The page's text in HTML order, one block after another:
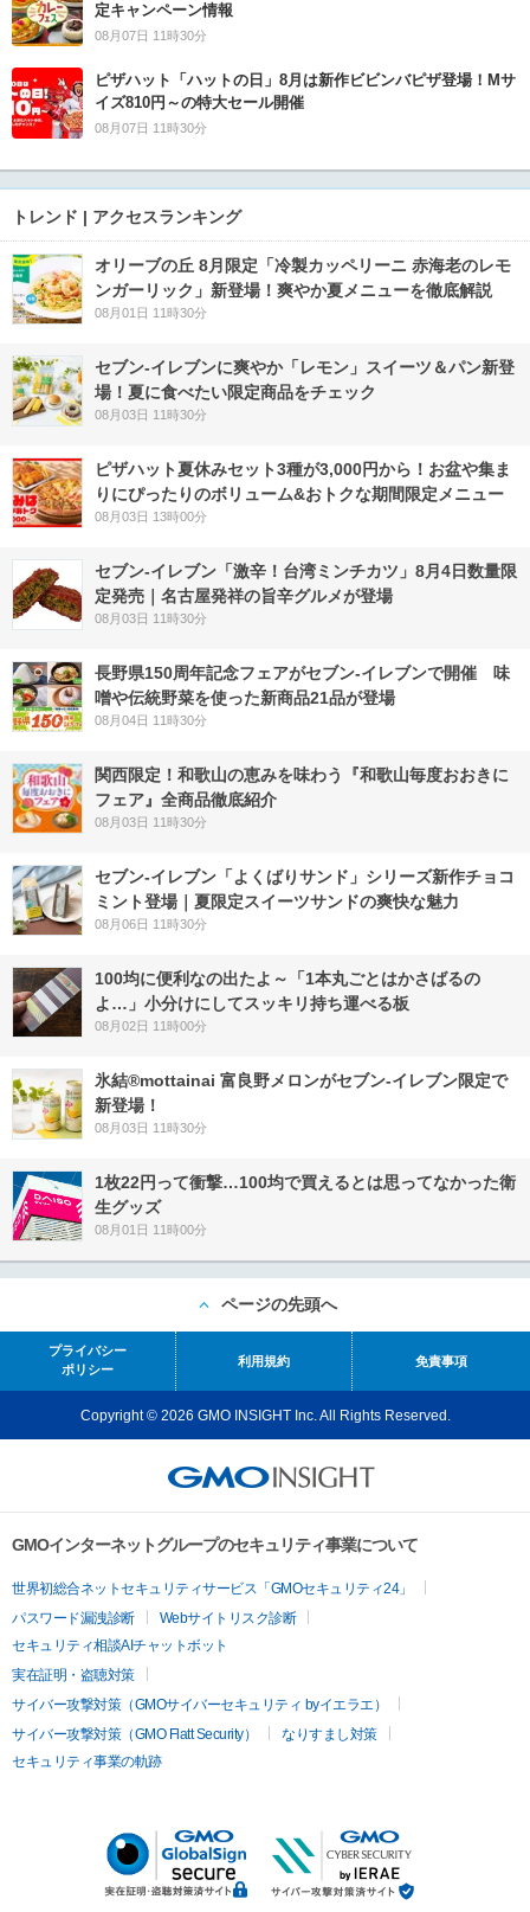
定キャンペーン情報
08月07日 11時30分
ピザハット「ハットの日」8月は新作ビビンバピザ登場！Mサ
イズ810円～の特大セール開催
08月07日 11時30分
トレンド | アクセスランキング
オリーブの丘 8月限定「冷製カッペリーニ 赤海老のレモ
ンガーリック」新登場！爽やか夏メニューを徹底解説
08月01日 11時30分
セブン‐イレブンに爽やか「レモン」スイーツ＆パン新登
場！夏に食べたい限定商品をチェック
08月03日 11時30分
ピザハット夏休みセット3種が3,000円から！お盆や集ま
りにぴったりのボリューム&おトクな期間限定メニュー
08月03日 13時00分
セブン-イレブン「激辛！台湾ミンチカツ」8月4日数量限
定発売｜名古屋発祥の旨辛グルメが登場
08月03日 11時30分
長野県150周年記念フェアがセブン-イレブンで開催 味
噌や伝統野菜を使った新商品21品が登場
08月04日 11時30分
関西限定！和歌山の恵みを味わう『和歌山毎度おおきに
フェア』全商品徹底紹介
08月03日 11時30分
セブン‐イレブン「よくばりサンド」シリーズ新作チョコ
ミント登場｜夏限定スイーツサンドの爽快な魅力
08月06日 11時30分
100均に便利なの出たよ～「1本丸ごとはかさばるの
よ…」小分けにしてスッキリ持ち運べる板
08月02日 11時00分
氷結®mottainai 富良野メロンがセブン‐イレブン限定で
新登場！
08月03日 11時30分
1枚22円って衝撃…100均で買えるとは思ってなかった衛
生グッズ
08月01日 11時00分
ページの先頭へ
プライバシー
ポリシー
利用規約 免責事項
Copyright © 2026 GMO INSIGHT Inc. All Rights Reserved.
GMOインターネットグループのセキュリティ事業について
世界初総合ネットセキュリティサービス「GMOセキュリティ24」
パスワード漏洩診断
Webサイトリスク診断
セキュリティ相談AIチャットボット
実在証明・盗聴対策
サイバー攻撃対策（GMOサイバーセキュリティ byイエラエ）
サイバー攻撃対策（GMO Flatt Security）
なりすまし対策
セキュリティ事業の軌跡